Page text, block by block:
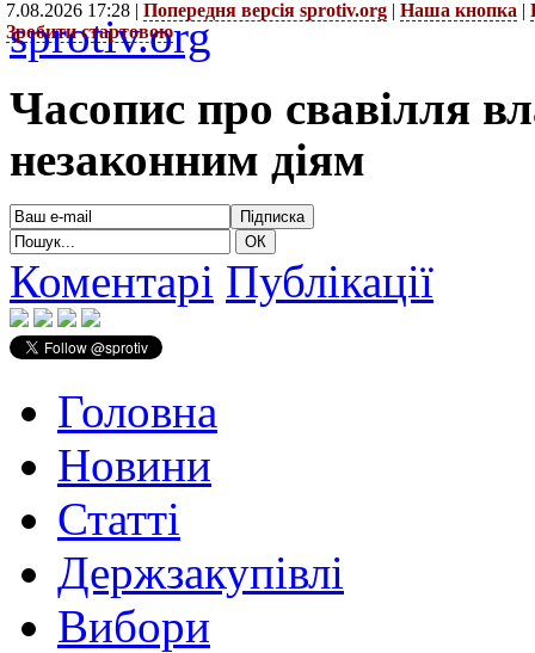
7.08.2026 17:28 | Попередня версія sprotiv.org | Наша кнопка |
Зробити стартовою
sprotiv.org
Часопис про свавілля
незаконним діям
Коментарі Публікації
Головна
Новини
Статті
Держзакупівлі
Вибори